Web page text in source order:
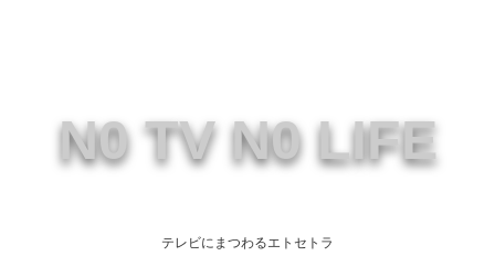
N0 TV N0 LIFE
テレビにまつわるエトセトラ